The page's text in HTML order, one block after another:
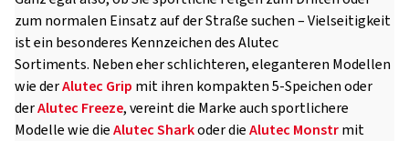
zum normalen Einsatz auf der Straße suchen – Vielseitigkeit
ist ein besonderes Kennzeichen des Alutec
Sortiments. Neben eher schlichteren, eleganteren Modellen
wie derAlutec Grip mit ihren kompakten 5-Speichen oder
derAlutec Freeze, vereint die Marke auch sportlichere
Modelle wie dieAlutec Sharkoder dieAlutec Monstrmit